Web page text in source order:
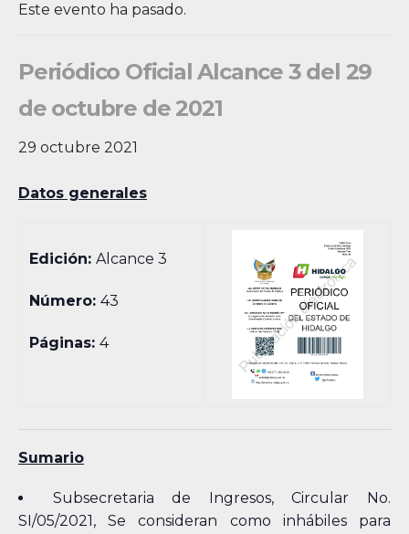
Este evento ha pasado.
Periódico Oficial Alcance 3 del 29
de octubre de 2021
29 octubre 2021
Datos generales
Edición:Alcance 3
Número:43
Páginas:4
Sumario
Subsecretaria de Ingresos, Circular No.
SI/05/2021, Se consideran como inhábiles para